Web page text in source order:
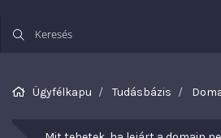
Ügyfélkapu Tudásbázis